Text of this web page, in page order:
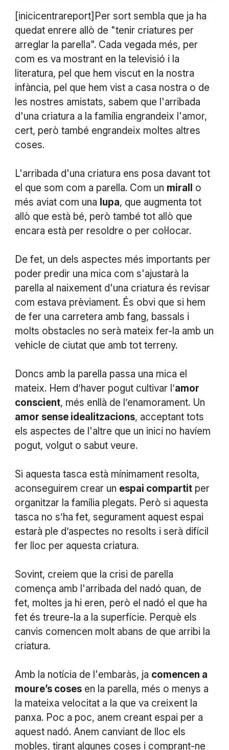
[inicicentrareport]Per sort sembla que ja ha
quedat enrere allò de "tenir criatures per
arreglar la parella". Cada vegada més, per
com es va mostrant en la televisió i la
literatura, pel que hem viscut en la nostra
infància, pel que hem vist a casa nostra o de
les nostres amistats, sabem que l'arribada
d'una criatura a la família engrandeix l'amor,
cert, però també engrandeix moltes altres
coses.
L'arribada d'una criatura ens posa davant tot
el que som com a parella. Com un mirall
o
més aviat com una lupa, que augmenta tot
allò que està bé, però també tot allò que
encara està per resoldre o per col·locar.
De fet, un dels aspectes més importants per
poder predir una mica com s'ajustarà la
parella al naixement d'una criatura és revisar
com estava prèviament. És obvi que si hem
de fer una carretera amb fang, bassals i
molts obstacles no serà mateix fer-la amb un
vehicle de ciutat que amb tot terreny.
Doncs amb la parella passa una mica el
mateix. Hem d’haver pogut cultivar l’amor
conscient, més enllà de l’enamorament. Un
amor sense idealitzacions, acceptant tots
els aspectes de l'altre que un inici no havíem
pogut, volgut o sabut veure.
Si aquesta tasca està mínimament resolta,
aconseguirem crear un espai compartitper
organitzar la família plegats. Però si aquesta
tasca no s’ha fet, segurament aquest espai
estarà ple d’aspectes no resolts i serà difícil
fer lloc per aquesta criatura.
Sovint, creiem que la crisi de parella
comença amb l'arribada del nadó quan, de
fet, moltes ja hi eren, però el nadó el que ha
fet és treure-la a la superfície. Perquè els
canvis comencen molt abans de que arribi la
criatura.
Amb la notícia de l'embaràs, ja comencen a
moure’s cosesen la parella, més o menys a
la mateixa velocitat a la que va creixent la
panxa. Poc a poc, anem creant espai per a
aquest nadó. Anem canviant de lloc els
mobles, tirant algunes coses i comprant-ne